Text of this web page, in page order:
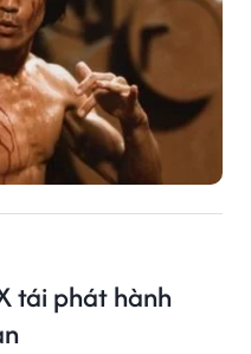
tái phát hành